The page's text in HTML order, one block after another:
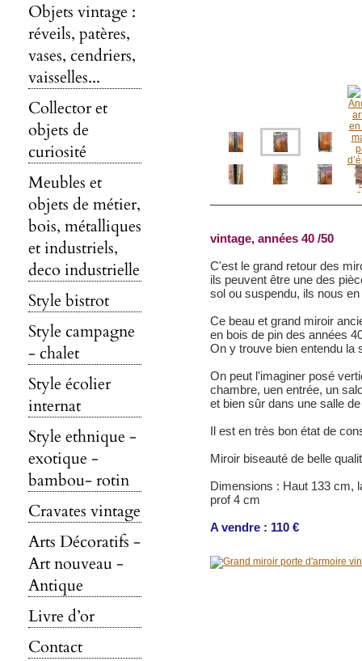
Objets vintage :
réveils, patères,
vases, cendriers,
vaisselles...
Collector et
objets de
curiosité
Meubles et
objets de métier,
bois, métalliques
et industriels,
deco industrielle
Style bistrot
Style campagne
- chalet
Style écolier
internat
Style ethnique -
exotique -
bambou- rotin
Cravates vintage
Arts Décoratifs -
Art nouveau -
Antique
Livre d’or
Contact
vintage, années 40 /50
C'est le grand retour des
ils peuvent être une des
sol ou suspendu, ils nous
Ce beau et grand miroir
en bois de pin des années
On y trouve bien entendu la
On peut l'imaginer posé
chambre, uen entrée, un
et bien sûr dans une salle
Il est en très bon état de
Miroir biseauté de belle
Dimensions : Haut 133 cm,
prof 4 cm
A vendre : 110 €